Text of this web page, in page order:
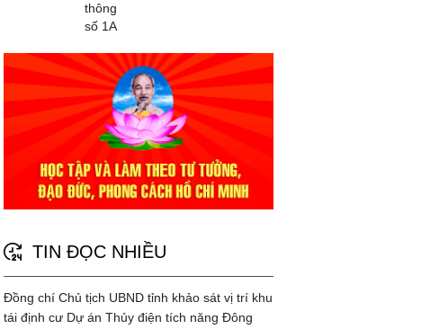
thông
số 1A
TIN ĐỌC NHIỀU
Đồng chí Chủ tịch UBND tỉnh khảo sát vị trí khu
tái định cư Dự án Thủy điện tích năng Đông